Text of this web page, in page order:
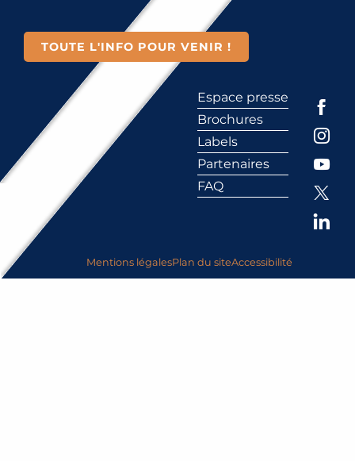
TOUTE L'INFO POUR VENIR !
Espace presse
Brochures
Labels
Partenaires
FAQ
Mentions légalesPlan du siteAccessibilité